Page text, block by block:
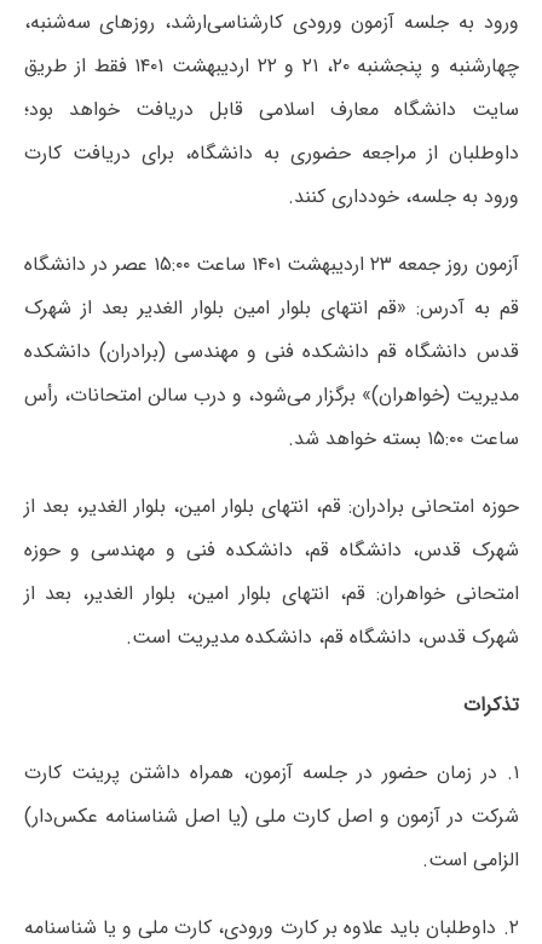
ورود به جلسه آزمون ورودی کارشناسی‌ارشد، روزهای سه‌شنبه،
چهارشنبه و پنجشنبه ۲۰، ۲۱ و ۲۲ اردیبهشت ۱۴۰۱ فقط از طریق
سایت دانشگاه معارف اسلامی قابل دریافت خواهد بود؛
داوطلبان از مراجعه حضوری به دانشگاه، برای دریافت کارت
ورود به جلسه، خودداری کنند.
آزمون روز جمعه ۲۳ اردیبهشت ۱۴۰۱ ساعت ۱۵:۰۰ عصر در دانشگاه
قم به آدرس: «قم انتهای بلوار امین بلوار الغدیر بعد از شهرک
قدس دانشگاه قم دانشکده فنی و مهندسی (برادران) دانشکده
مدیریت (خواهران)» برگزار می‌شود، و درب سالن امتحانات، رأس
ساعت ۱۵:۰۰ بسته خواهد شد.
حوزه امتحانی برادران: قم، انتهای بلوار امین، بلوار الغدیر، بعد از
شهرک قدس، دانشگاه قم، دانشکده فنی و مهندسی و حوزه
امتحانی خواهران: قم، انتهای بلوار امین، بلوار الغدیر، بعد از
شهرک قدس، دانشگاه قم، دانشکده مدیریت است.
تذکرات
۱. در زمان حضور در جلسه آزمون، همراه داشتن پرینت کارت
شرکت در آزمون و اصل کارت ملی (یا اصل شناسنامه عکس‌دار)
الزامی است.
۲. داوطلبان باید علاوه بر کارت ورودی، کارت ملی و یا شناسنامه